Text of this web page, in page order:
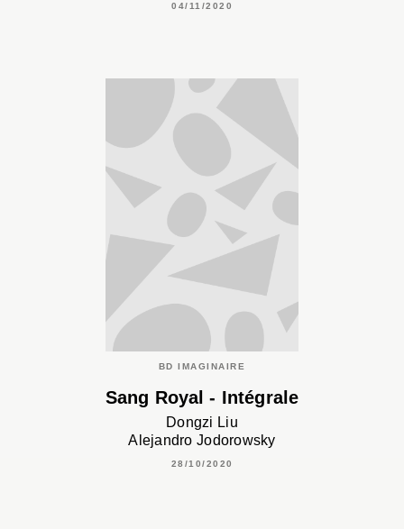
04/11/2020
BD IMAGINAIRE
Sang Royal - Intégrale
Dongzi Liu
Alejandro Jodorowsky
28/10/2020